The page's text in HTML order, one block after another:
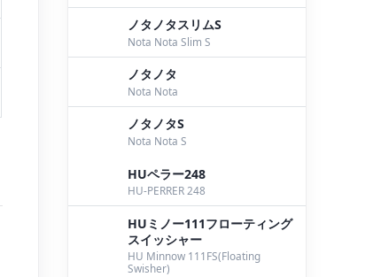
ノタノタスリムS
Nota Nota Slim S
ノタノタ
Nota Nota
ノタノタS
Nota Nota S
HUペラー248
HU-PERRER 248
HUミノー111フローティング
スイッシャー
HU Minnow 111FS(Floating
Swisher)